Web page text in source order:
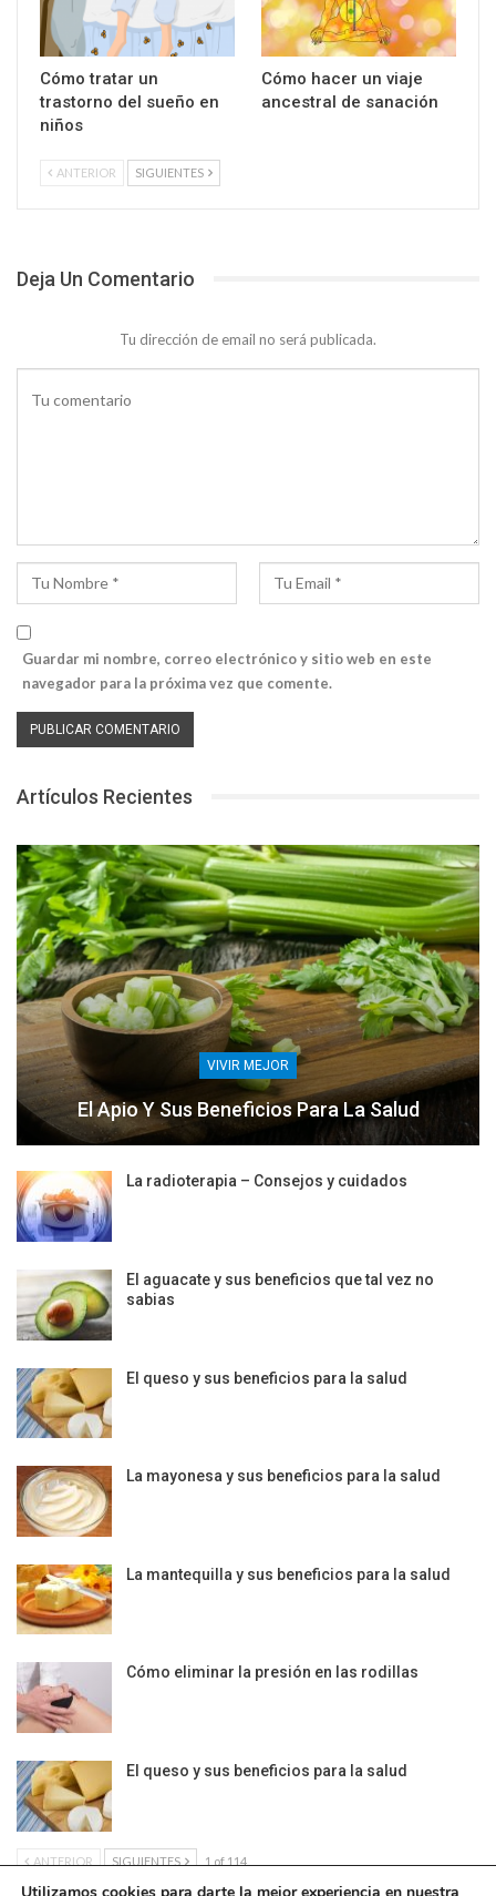
Cómo tratar un
trastorno del sueño en
niños
Cómo hacer un viaje
ancestral de sanación
ANTERIOR SIGUIENTES
Deja Un Comentario
Tu dirección de email no será publicada.
Guardar mi nombre, correo electrónico y sitio web en este
navegador para la próxima vez que comente.
Artículos Recientes
VIVIR MEJOR
El Apio Y Sus Beneficios Para La Salud
La radioterapia – Consejos y cuidados
El aguacate y sus beneficios que tal vez no
sabias
El queso y sus beneficios para la salud
La mayonesa y sus beneficios para la salud
La mantequilla y sus beneficios para la salud
Cómo eliminar la presión en las rodillas
El queso y sus beneficios para la salud
ANTERIOR SIGUIENTES 1 of 114